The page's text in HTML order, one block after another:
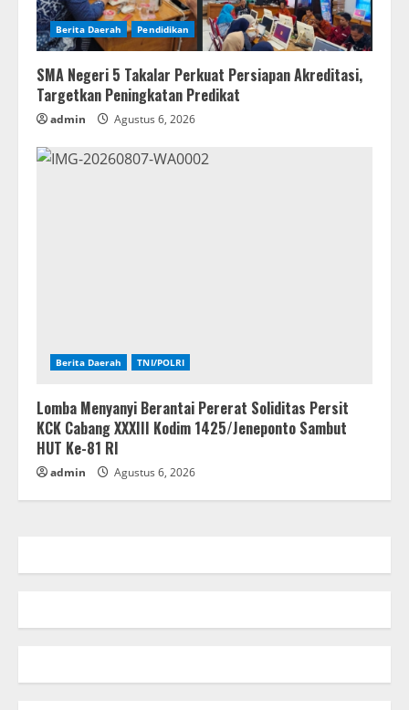
Berita Daerah Pendidikan
SMA Negeri 5 Takalar Perkuat Persiapan Akreditasi,
Targetkan Peningkatan Predikat
admin Agustus 6, 2026
Berita Daerah TNI/POLRI
Lomba Menyanyi Berantai Pererat Soliditas Persit
KCK Cabang XXXIII Kodim 1425/Jeneponto Sambut
HUT Ke-81 RI
admin Agustus 6, 2026